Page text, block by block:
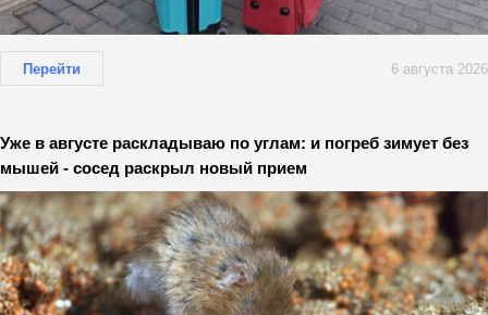
Перейти 6 августа 2026
Уже в августе раскладываю по углам: и погреб зимует без
мышей - сосед раскрыл новый прием